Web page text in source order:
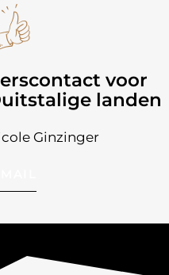
voor
landen
Ginzinger